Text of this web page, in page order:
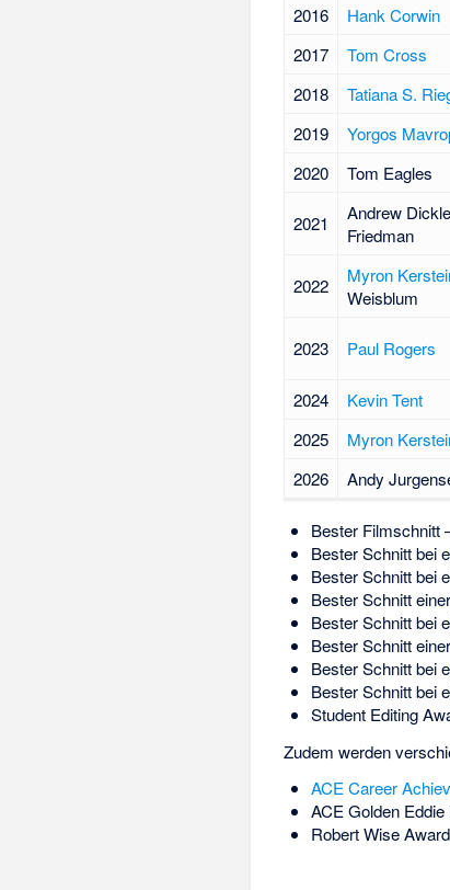
2016
Hank Corwin
2017
Tom Cross
2018
Tatiana S.
2019
Yorgos
2020
Tom Eagles
2021 Andrew
Friedman
2022 Myron
Weisblum
2023 Paul Rogers
2024 Kevin Tent
2025
Myron
2026
Andy
Bester Filmschnitt
Bester Schnitt bei
Bester Schnitt bei
Bester Schnitt
Bester Schnitt bei
Bester Schnitt
Bester Schnitt bei
Bester Schnitt bei
Student Editing
Zudem werden
ACE Career
ACE Golden
Robert Wise